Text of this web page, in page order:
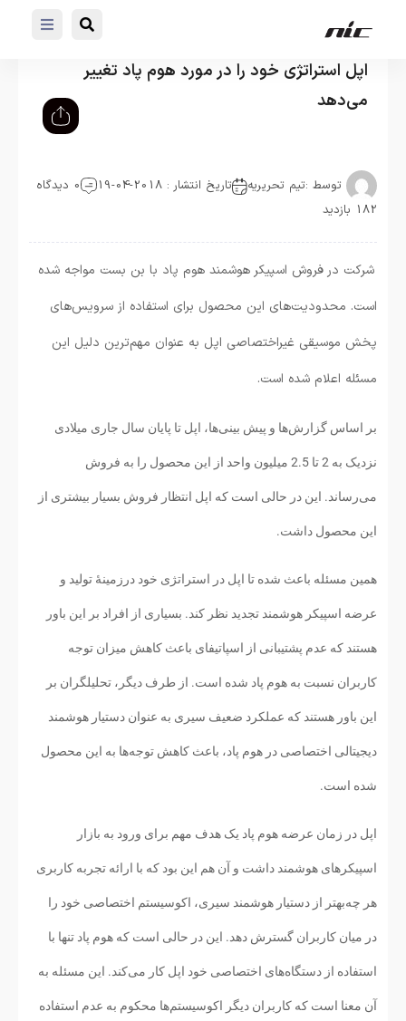
اپل استراتژی خود را در مورد هوم پاد تغییر
می‌دهد
توسط :تیم تحریریه تاریخ انتشار : 2018-04-19
0 دیدگاه
182 بازدید
شرکت در فروش اسپیکر هوشمند هوم پاد با بن بست مواجه شده
است. محدودیت‌های این محصول برای استفاده از سرویس‌های
پخش موسیقی غیراختصاصی اپل به عنوان مهم‌ترین دلیل این
مسئله اعلام شده است.
بر اساس گزارش‌ها و پیش بینی‌ها، اپل تا پایان سال جاری میلادی
نزدیک به 2 تا 2.5 میلیون واحد از این محصول را به فروش
می‌رساند. این در حالی است که اپل انتظار فروش بسیار بیشتری از
این محصول داشت.
همین مسئله باعث شده تا اپل در استراتژی خود درزمینهٔ تولید و
عرضه اسپیکر هوشمند تجدید نظر کند. بسیاری از افراد بر این باور
هستند که عدم پشتیبانی از اسپاتیفای باعث کاهش میزان توجه
کاربران نسبت به هوم پاد شده است. از طرف دیگر، تحلیلگران بر
این باور هستند که عملکرد ضعیف سیری به عنوان دستیار هوشمند
دیجیتالی اختصاصی در هوم پاد، باعث کاهش توجه‌ها به این محصول
شده است.
اپل در زمان عرضه هوم پاد یک هدف مهم برای ورود به بازار
اسپیکرهای هوشمند داشت و آن هم این بود که با ارائه تجربه کاربری
هر چه‌بهتر از دستیار هوشمند سیری، اکوسیستم اختصاصی خود را
در میان کاربران گسترش دهد. این در حالی است که هوم پاد تنها با
استفاده از دستگاه‌های اختصاصی خود اپل کار می‌کند. این مسئله به
آن معنا است که کاربران دیگر اکوسیستم‌ها محکوم به عدم استفاده